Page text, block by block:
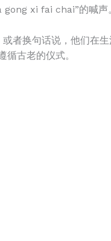
xi fai chai”的喊声
者换句话说，他们在
古老的仪式。